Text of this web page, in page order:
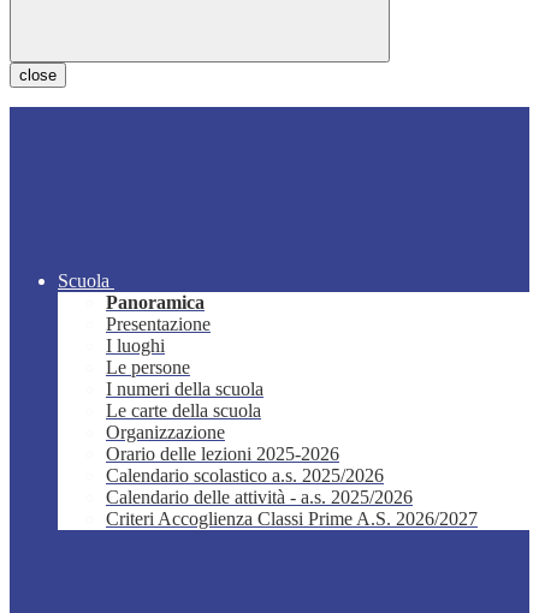
close
Scuola
Panoramica
Presentazione
I luoghi
Le persone
I numeri della scuola
Le carte della scuola
Organizzazione
Orario delle lezioni 2025-2026
Calendario scolastico a.s. 2025/2026
Calendario delle attività - a.s. 2025/2026
Criteri Accoglienza Classi Prime A.S. 2026/2027